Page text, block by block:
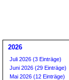
2026
Juli 2026 (3 Einträge)
Juni 2026 (29 Einträge)
Mai 2026 (12 Einträge)